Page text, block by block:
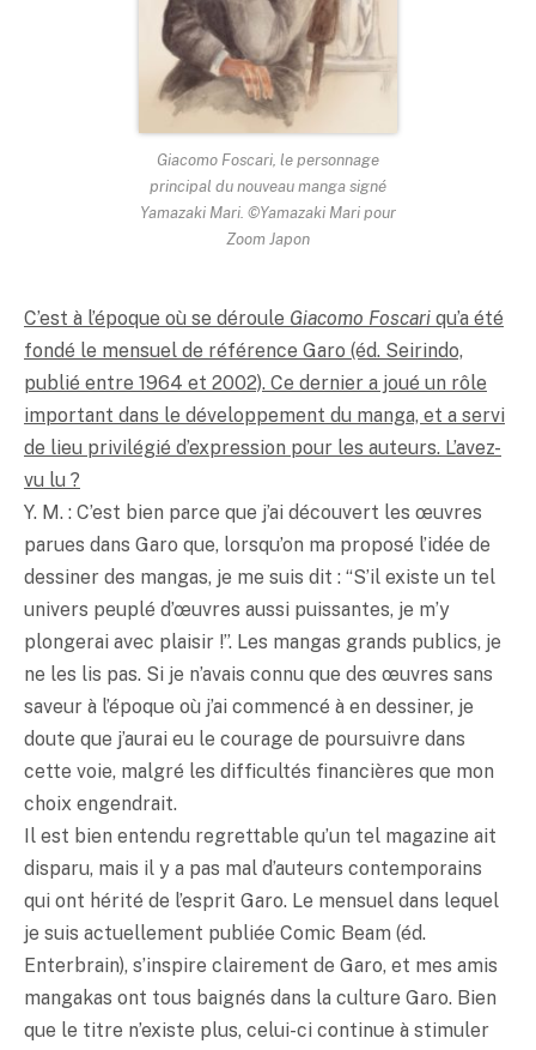
Giacomo Foscari, le personnage
principal du nouveau manga signé
Yamazaki Mari. ©Yamazaki Mari pour
Zoom Japon
C’est à l’époque où se déroule Giacomo Foscari qu’a été
fondé le mensuel de référence Garo (éd. Seirindo,
publié entre 1964 et 2002). Ce dernier a joué un rôle
important dans le développement du manga, et a servi
de lieu privilégié d’expression pour les auteurs. L’avez-
vu lu ?
Y. M. : C’est bien parce que j’ai découvert les œuvres
parues dans Garo que, lorsqu’on ma proposé l’idée de
dessiner des mangas, je me suis dit : “S’il existe un tel
univers peuplé d’œuvres aussi puissantes, je m’y
plongerai avec plaisir !”. Les mangas grands publics, je
ne les lis pas. Si je n’avais connu que des œuvres sans
saveur à l’époque où j’ai commencé à en dessiner, je
doute que j’aurai eu le courage de poursuivre dans
cette voie, malgré les difficultés financières que mon
choix engendrait.
Il est bien entendu regrettable qu’un tel magazine ait
disparu, mais il y a pas mal d’auteurs contemporains
qui ont hérité de l’esprit Garo. Le mensuel dans lequel
je suis actuellement publiée Comic Beam (éd.
Enterbrain), s’inspire clairement de Garo, et mes amis
mangakas ont tous baignés dans la culture Garo. Bien
que le titre n’existe plus, celui-ci continue à stimuler